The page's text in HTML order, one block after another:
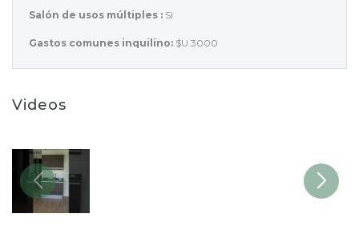
Salón de usos múltiples : Si
Gastos comunes inquilino: $U 3000
Videos